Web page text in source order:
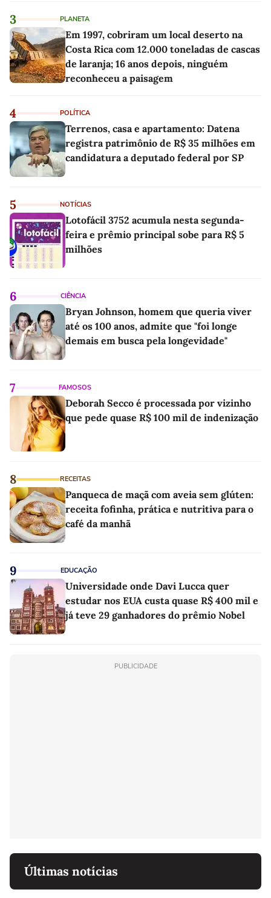
3 PLANETA
Em 1997, cobriram um local deserto na
Costa Rica com 12.000 toneladas de cascas
de laranja; 16 anos depois, ninguém
reconheceu a paisagem
4 POLÍTICA
Terrenos, casa e apartamento: Datena
registra patrimônio de R$ 35 milhões em
candidatura a deputado federal por SP
5 NOTÍCIAS
Lotofácil 3752 acumula nesta segunda-
feira e prêmio principal sobe para R$ 5
milhões
6 CIÊNCIA
Bryan Johnson, homem que queria viver
até os 100 anos, admite que "foi longe
demais em busca pela longevidade"
7 FAMOSOS
Deborah Secco é processada por vizinho
que pede quase R$ 100 mil de indenização
8 RECEITAS
Panqueca de maçã com aveia sem glúten:
receita fofinha, prática e nutritiva para o
café da manhã
9 EDUCAÇÃO
Universidade onde Davi Lucca quer
estudar nos EUA custa quase R$ 400 mil e
já teve 29 ganhadores do prêmio Nobel
PUBLICIDADE
Últimas notícias